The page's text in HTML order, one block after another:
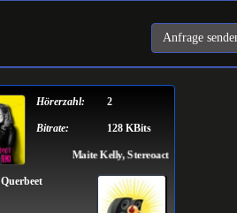
Maite Kelly, Stereoact - Es ist einfach
Hörerzahl: 2
Bitrate: 128 KBits
Querbeet